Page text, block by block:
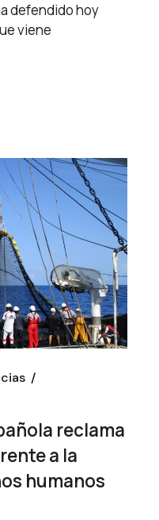
defendido hoy
viene
reclama
a la
humanos